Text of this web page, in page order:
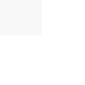
，以便